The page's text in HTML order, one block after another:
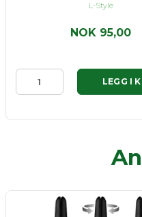
L-Style
NOK 95,00
LEGG I